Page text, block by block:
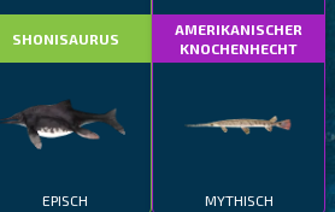
SHONISAURUS
EPISCH
AMERIKANISCHER
KNOCHENHECHT
MYTHISCH